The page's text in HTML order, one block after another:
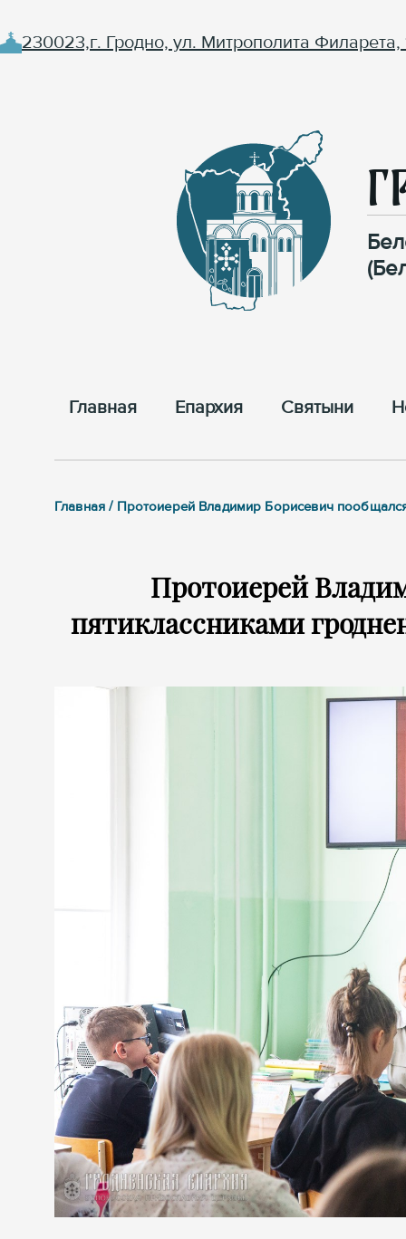
230023,г. Гродно, ул. Митрополита Филарета,
Главная Епархия Cвятыни
Главная / Протоиерей Владимир Борисевич
Протоиерей
пятиклассниками